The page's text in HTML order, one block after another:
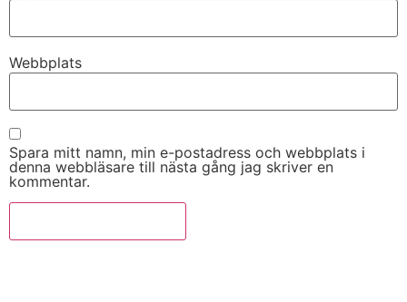
Webbplats
Spara mitt namn, min e-postadress och webbplats i
denna webbläsare till nästa gång jag skriver en
kommentar.